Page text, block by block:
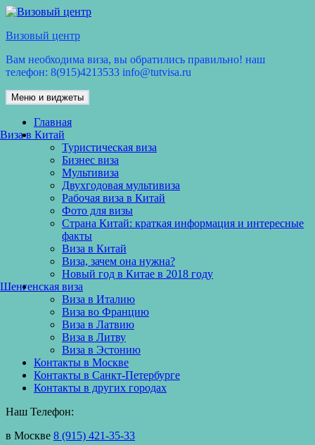
Перейти
содержимому
Визовый центр
Вам необходима виза, вы обратились правильно! наш
телефон: 8(915)4213533 info@tutvisa.ru
Меню и виджеты
Главная
Виза в Китай
Туристическая виза
Бизнес виза
Мультивиза
Двухгодовая мультивиза
Рабочая виза в Китай
Фото для визы
Страна Китай: краткая информация и интересные
факты
Виза в Китай
Виза, зачем она нужна?
Новый год в Китае в 2018 году
Шенгенская виза
Виза в Италию
Виза во Францию
Виза в Латвию
Виза в Литву
Виза в Эстонию
Контакты в Москве
Контакты в Санкт-Петербурге
Контакты в других городах
Наш Телефон:
в Москве 8 (915) 421-35-33